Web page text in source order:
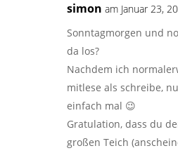
simon am Januar 23,
Sonntagmorgen und
da los?
Nachdem ich
mitlese als schreibe,
einfach mal 😉
Gratulation, dass du
großen Teich